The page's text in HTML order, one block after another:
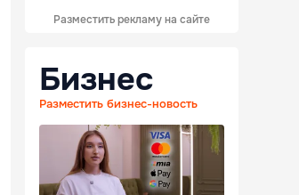
Разместить рекламу на сайте
Бизнес
Разместить бизнес-новость